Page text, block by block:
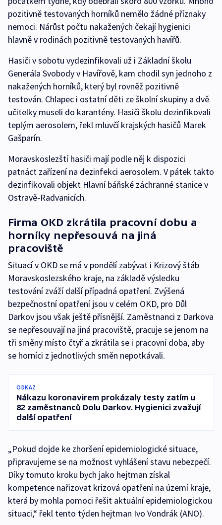
pozitivně testovaných horníků nemělo žádné příznaky
nemoci. Nárůst počtu nakažených čekají hygienici
hlavně v rodinách pozitivně testovaných havířů.
Hasiči v sobotu vydezinfikovali už i Základní školu
Generála Svobody v Havířově, kam chodil syn jednoho z
nakažených horníků, který byl rovněž pozitivně
testován. Chlapec i ostatní děti ze školní skupiny a dvě
učitelky museli do karantény. Hasiči školu dezinfikovali
teplým aerosolem, řekl mluvčí krajských hasičů Marek
Gašparín.
Moravskoslezští hasiči mají podle něj k dispozici
patnáct zařízení na dezinfekci aerosolem. V pátek takto
dezinfikovali objekt Hlavní báňské záchranné stanice v
Ostravě-Radvanicích.
Firma OKD zkrátila pracovní dobu a
horníky nepřesouvá na jiná
pracoviště
Situací v OKD se má v pondělí zabývat i Krizový štáb
Moravskoslezského kraje, na základě výsledku
testování zváží další případná opatření. Zvýšená
bezpečnostní opatření jsou v celém OKD, pro Důl
Darkov jsou však ještě přísnější. Zaměstnanci z Darkova
se nepřesouvají na jiná pracoviště, pracuje se jenom na
tři směny místo čtyř a zkrátila se i pracovní doba, aby
se horníci z jednotlivých směn nepotkávali.
ODKAZ
Nákazu koronavirem prokázaly testy zatím u
82 zaměstnanců Dolu Darkov. Hygienici zvažují
další opatření
„Pokud dojde ke zhoršení epidemiologické situace,
připravujeme se na možnost vyhlášení stavu nebezpečí.
Díky tomuto kroku bych jako hejtman získal
kompetence nařizovat krizová opatření na území kraje,
která by mohla pomoci řešit aktuální epidemiologickou
situaci,“ řekl tento týden hejtman Ivo Vondrák (ANO).